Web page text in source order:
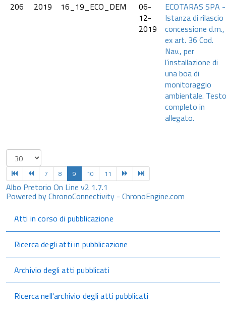
206
2019 16_19_ECO_DEM
06-
12-
2019
ECOTARAS SPA -
Istanza di rilascio
concessione d.m.,
ex art. 36 Cod.
Nav., per
l'installazione di
una boa di
monitoraggio
ambientale. Testo
completo in
allegato.
7 8 9 10 11
Albo Pretorio On Line v2 1.7.1
Powered by ChronoConnectivity - ChronoEngine.com
Atti in corso di pubblicazione
Ricerca degli atti in pubblicazione
Archivio degli atti pubblicati
Ricerca nell'archivio degli atti pubblicati